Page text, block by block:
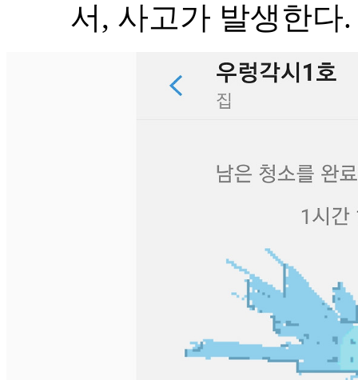
서, 사고가 발생한다